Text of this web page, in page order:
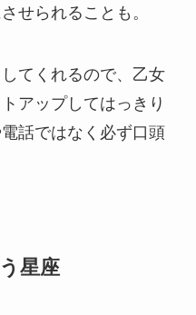
せられることも。
てくれるので、乙女
アップしてはっきり
話ではなく必ず口頭
星座